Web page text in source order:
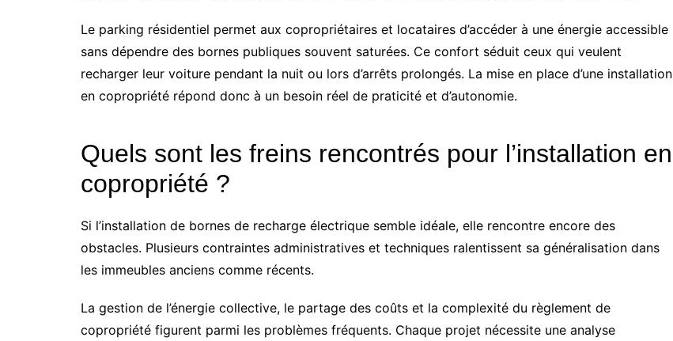
Le parking résidentiel permet aux copropriétaires et locataires d’accéder à une énergie accessible
sans dépendre des bornes publiques souvent saturées. Ce confort séduit ceux qui veulent
recharger leur voiture pendant la nuit ou lors d’arrêts prolongés. La mise en place d’une installation
en copropriété répond donc à un besoin réel de praticité et d’autonomie.
Quels sont les freins rencontrés pour l’installation en
copropriété ?
Si l’installation de bornes de recharge électrique semble idéale, elle rencontre encore des
obstacles. Plusieurs contraintes administratives et techniques ralentissent sa généralisation dans
les immeubles anciens comme récents.
La gestion de l’énergie collective, le partage des coûts et la complexité du règlement de
copropriété figurent parmi les problèmes fréquents. Chaque projet nécessite une analyse